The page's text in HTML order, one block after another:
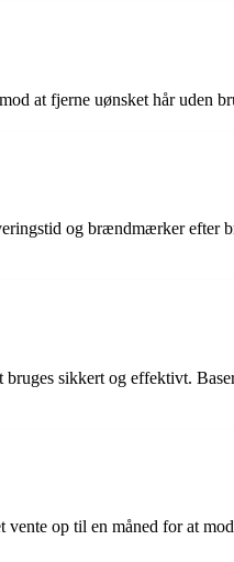
at fjerne uønsket hår uden
og brændmærker efter
sikkert og effektivt.
op til en måned for at